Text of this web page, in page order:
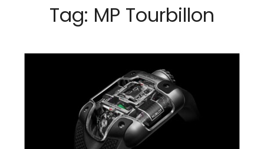
Tag: MP Tourbillon